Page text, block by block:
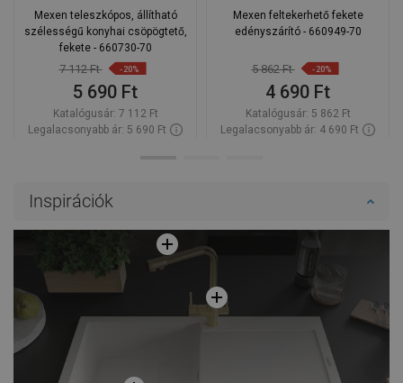
Mexen teleszkópos, állítható
szélességű konyhai csöpögtető,
fekete - 660730-70
7 112 Ft -20%
5 690 Ft
Katalógusár: 7 112 Ft
Legalacsonyabb ár: 5 690 Ft
Hasonlítsa
Mexen feltekerhető fekete
edényszárító - 660949-70
5 862 Ft -20%
4 690 Ft
Katalógusár: 5 862 Ft
Legalacsonyabb ár: 4 690 Ft
Inspirációk